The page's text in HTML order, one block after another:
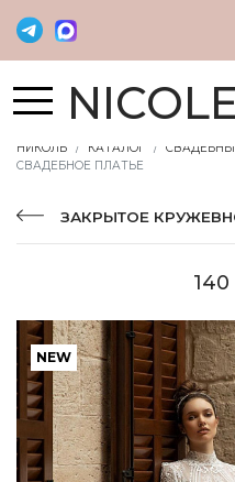
НИКОЛЬ КАТАЛОГ
СВАДЕБНОЕ ПЛАТЬЕ
ЗАКРЫТОЕ
NEW